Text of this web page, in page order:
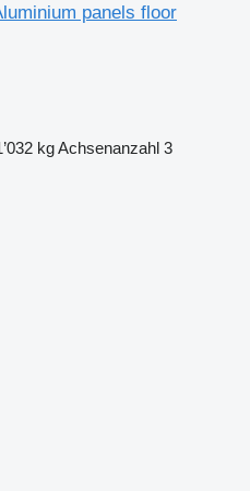
panels floor
kgAchsenanzahl 3